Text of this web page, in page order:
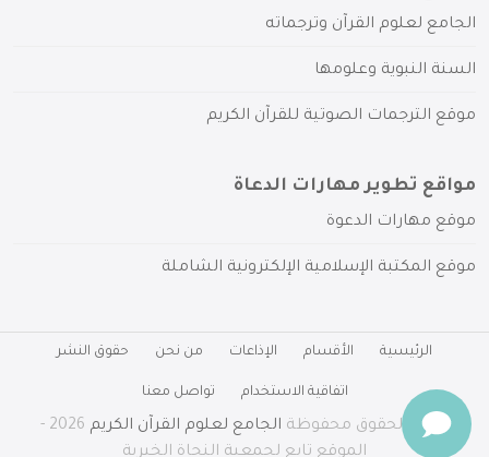
الجامع لعلوم القرآن وترجماته
السنة النبوية وعلومها
موقع الترجمات الصوتية للقرآن الكريم
مواقع تطوير مهارات الدعاة
موقع مهارات الدعوة
موقع المكتبة الإسلامية الإلكترونية الشاملة
الرئيسية الأقسام الإذاعات من نحن حقوق النشر
اتفاقية الاستخدام تواصل معنا
جميع الحقوق محفوظة الجامع لعلوم القرآن الكريم
2026 -
الموقع تابع لجمعية النجاة الخيرية